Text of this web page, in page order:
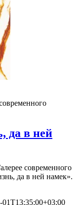
да в ней
современного
да в ней намек».
01T13:35:00+03:00